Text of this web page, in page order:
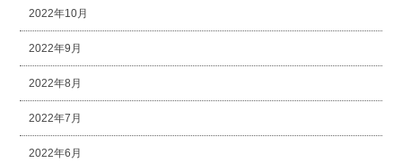
2022年10月
2022年9月
2022年8月
2022年7月
2022年6月